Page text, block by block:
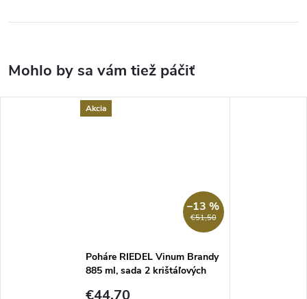
Akcia
€51,50
–13 %
Poháre RIEDEL Vinum Brandy
885 ml, sada 2 krištáľových